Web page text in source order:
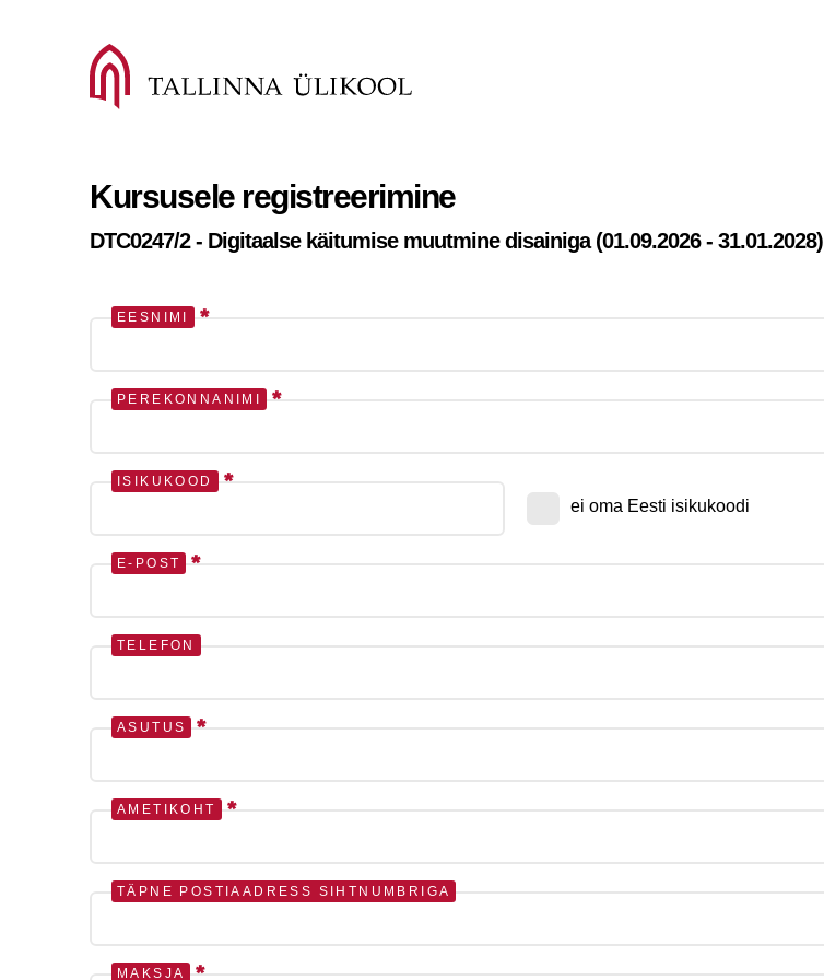
Kursusele registreerimine
DTC0247/2 - Digitaalse käitumise muutmine disainiga (01.09.2026 - 31.01.2028)
EESNIMI *
PEREKONNANIMI *
ISIKUKOOD *
ei oma Eesti isikukoodi
E-POST *
TELEFON
ASUTUS *
AMETIKOHT *
TÄPNE POSTIAADRESS SIHTNUMBRIGA
MAKSJA *